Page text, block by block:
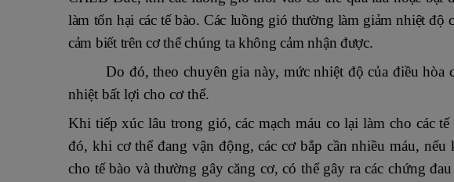
làm tổn hại các tế bào. Các luồng gió thường làm giảm nhiệt độ
cảm biết trên cơ thể chúng ta không cảm nhận được.
Do đó, theo chuyên gia này, mức nhiệt độ của điều
nhiệt bất lợi cho cơ thể.
Khi tiếp xúc lâu trong gió, các mạch máu co lại làm cho các
đó, khi cơ thể đang vận động, các cơ bắp cần nhiều máu,
cho tế bào và thường gây căng cơ, có thể gây ra các chứng